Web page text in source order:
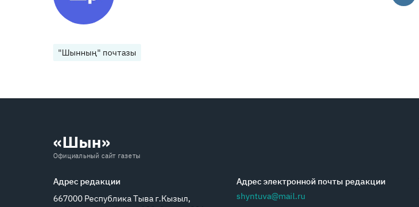
"Шынның" почтазы
«Шын»
Официальный сайт газеты
Адрес редакции
667000 Республика Тыва г.Кызыл,
Адрес электронной почты редакции
shyntuva@mail.ru